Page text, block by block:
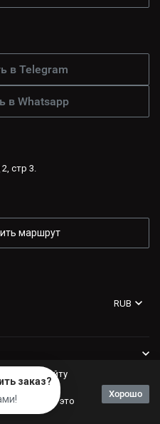
в Telegram
в Whatsapp
стр 3.
маршрут
RUB
сайту
что Вас это
Хорошо
заказ?